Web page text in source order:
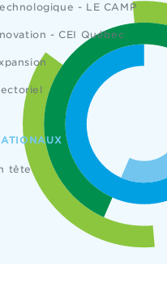
- LE CAMP
- CEI Québec
tête